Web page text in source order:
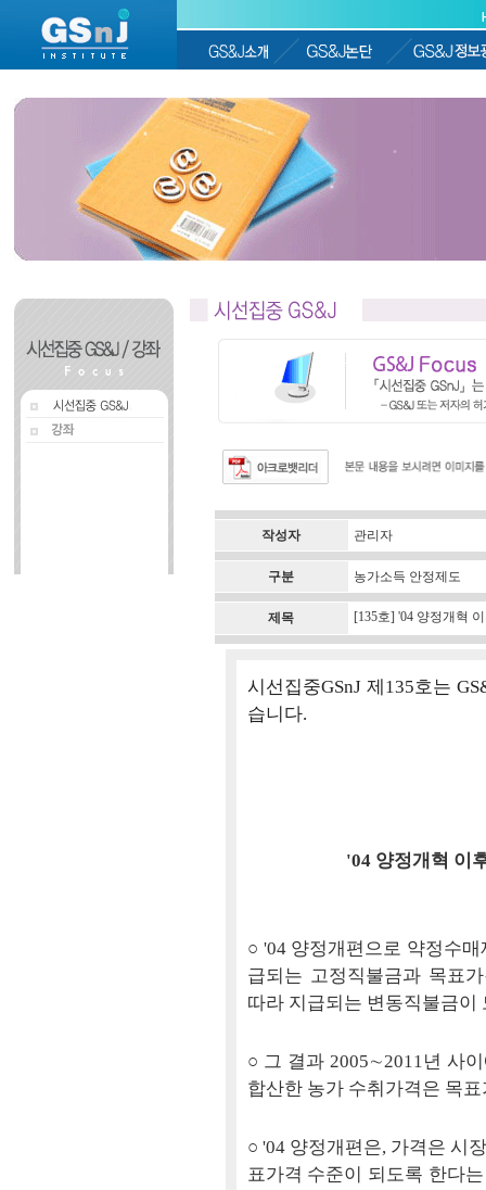
작성자 관리자
구분 농가소득 안정제도
제목 [135호] '04 양정개혁
시선집중GSnJ 제135호는
습니다.
'04 양정개혁 이
○ '04 양정개편으로 약정수
급되는 고정직불금과 목표
따라 지급되는 변동직불금이
○ 그 결과 2005∼2011년 사
합산한 농가 수취가격은 목
○ '04 양정개편은, 가격은 시
표가격 수준이 되도록 한다